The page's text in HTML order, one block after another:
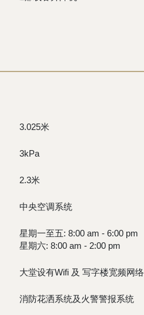
3.025米
3kPa
2.3米
中央空调系统
星期一至五: 8:00 am - 6:00 pm
星期六: 8:00 am - 2:00 pm
大堂设有Wifi 及 写字楼宽频网络
消防花洒系统及火警警报系统